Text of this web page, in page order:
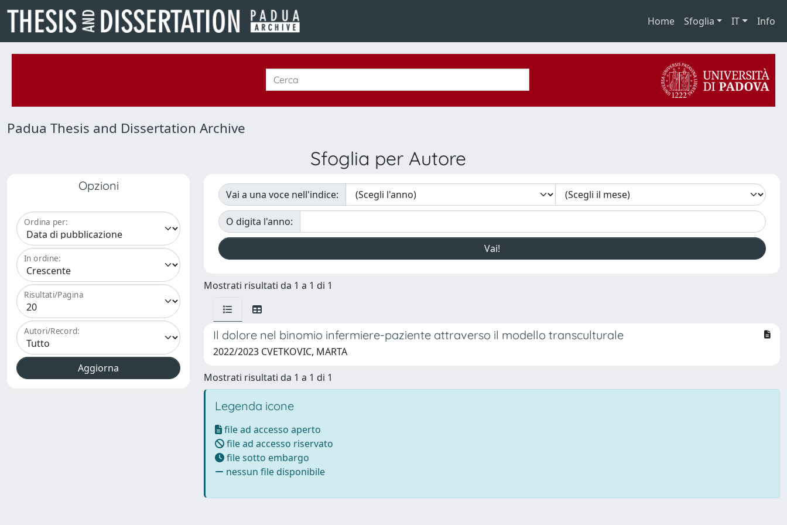
Home Sfoglia IT Info
Padua Thesis and Dissertation Archive
Sfoglia per Autore
Opzioni
Ordina per:
In ordine:
Risultati/Pagina
Autori/Record:
Vai a una voce nell'indice:
O digita l'anno:
Mostrati risultati da 1 a 1 di 1
Il dolore nel binomio infermiere-paziente attraverso il modello transculturale
2022/2023 CVETKOVIC, MARTA
Mostrati risultati da 1 a 1 di 1
Legenda icone
file ad accesso aperto
file ad accesso riservato
file sotto embargo
nessun file disponibile